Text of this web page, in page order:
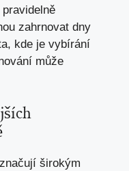
​zahrnovat ‌dny
⁣kde je vybírání
může
širokým